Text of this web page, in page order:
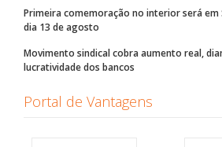
Primeira comemoração no interior será em
dia 13 de agosto
Movimento sindical cobra aumento real,
lucratividade dos bancos
Portal de Vantagens